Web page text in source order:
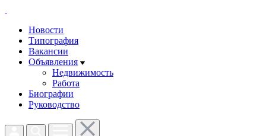
Новости
Типография
Вакансии
Объявления
Недвижимость
Работа
Биографии
Руководство